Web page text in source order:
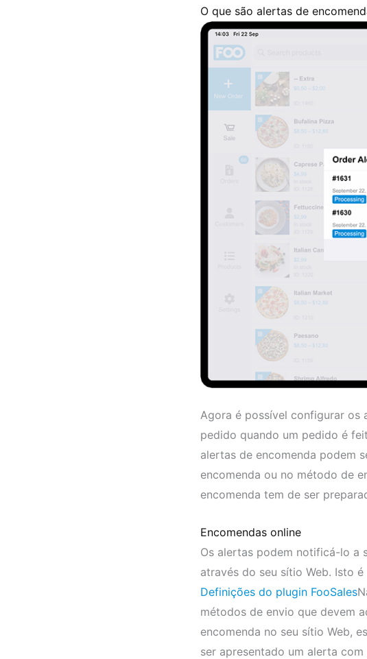
O que são alertas de
Agora é possível configurar os
pedido quando um pedido é
alertas de encomenda podem
encomenda ou no método de
encomenda tem de ser
Encomendas online
Os alertas podem notificá-lo a
através do seu sítio Web. Isto
Definições do plugin FooSales
métodos de envio que devem
encomenda no seu sítio Web,
ser apresentado um alerta